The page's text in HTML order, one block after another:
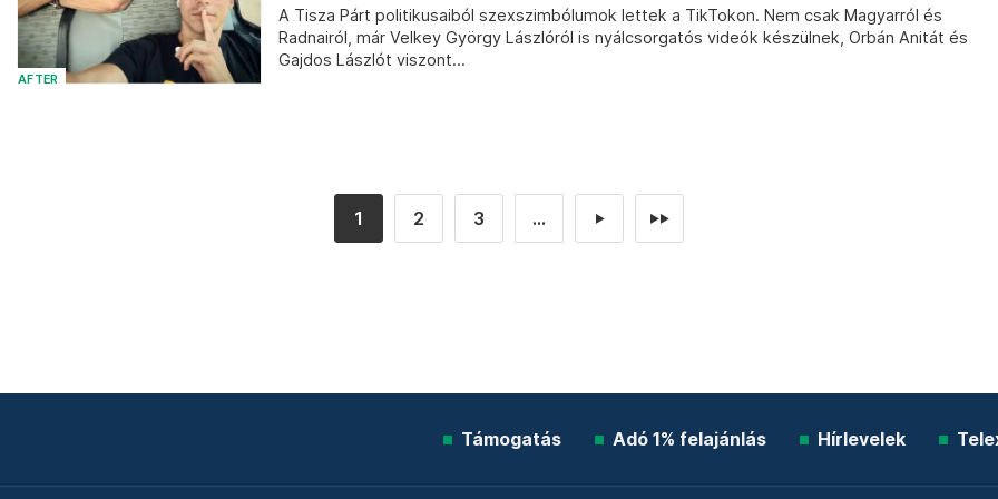
AFTER
A Tisza Párt politikusaiból szexszimbólumok lettek a TikTokon. Nem csak Magyarról és
Radnairól, már Velkey György Lászlóról is nyálcsorgatós videók készülnek, Orbán Anitát és
Gajdos Lászlót viszont...
1 2 3 ... ► ►►
Támogatás Adó 1% felajánlás Hírlevelek